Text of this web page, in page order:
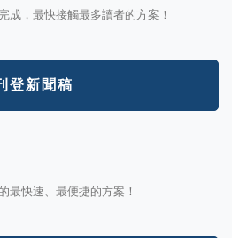
成，最快接觸最多讀者的方案！
登新聞稿
最快速、最便捷的方案！